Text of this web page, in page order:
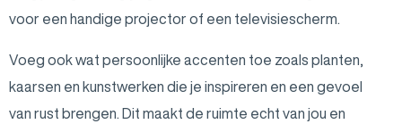
voor een handige projector of een televisiescherm.
Voeg ook wat persoonlijke accenten toe zoals planten,
kaarsen en kunstwerken die je inspireren en een gevoel
van rust brengen. Dit maakt de ruimte echt van jou en